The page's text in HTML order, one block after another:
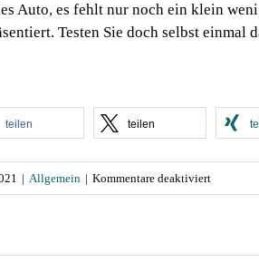
Auto, es fehlt nur noch ein klein
Testen Sie doch selbst
teilen teilen
| Allgemein | Kommentare deaktiviertfür